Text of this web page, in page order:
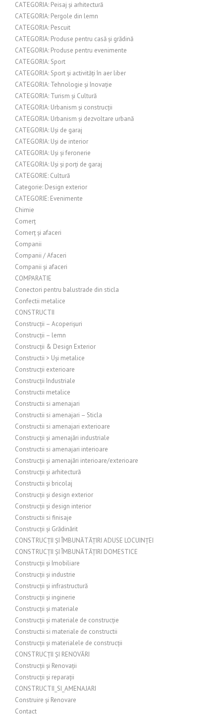
CATEGORIA: Peisaj și arhitectură
CATEGORIA: Pergole din lemn
CATEGORIA: Pescuit
CATEGORIA: Produse pentru casă și grădină
CATEGORIA: Produse pentru evenimente
CATEGORIA: Sport
CATEGORIA: Sport și activități în aer liber
CATEGORIA: Tehnologie și Inovație
CATEGORIA: Turism și Cultură
CATEGORIA: Urbanism și construcții
CATEGORIA: Urbanism și dezvoltare urbană
CATEGORIA: Uși de garaj
CATEGORIA: Uși de interior
CATEGORIA: Uși și feronerie
CATEGORIA: Uși și porți de garaj
CATEGORIE: Cultură
Categorie: Design exterior
CATEGORIE: Evenimente
Chimie
Comerț
Comerț și afaceri
Companii
Companii / Afaceri
Companii și afaceri
COMPARATIE
Conectori pentru balustrade din sticla
Confectii metalice
CONSTRUCTII
Construcții – Acoperișuri
Construcții – lemn
Construcții & Design Exterior
Constructii > Uși metalice
Construcții exterioare
Construcții Industriale
Constructii metalice
Constructii si amenajari
Constructii si amenajari – Sticla
Constructii si amenajari exterioare
Construcții și amenajări industriale
Constructii si amenajari interioare
Construcții și amenajări interioare/exterioare
Construcții și arhitectură
Constructii și bricolaj
Construcții și design exterior
Construcții și design interior
Constructii si finisaje
Construcții și Grădinărit
CONSTRUCȚII ȘI ÎMBUNĂTĂȚIRI ADUSE LOCUINȚEI
CONSTRUCȚII ȘI ÎMBUNĂTĂȚIRI DOMESTICE
Construcții și Imobiliare
Construcții și industrie
Construcții și infrastructură
Construcții și inginerie
Construcții și materiale
Construcții și materiale de construcție
Constructii si materiale de constructii
Construcții și materialele de construcții
CONSTRUCȚII ȘI RENOVĂRI
Construcții și Renovații
Construcții și reparații
CONSTRUCTII_SI_AMENAJARI
Construire și Renovare
Contact